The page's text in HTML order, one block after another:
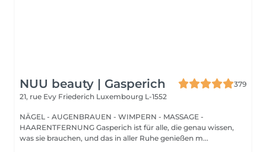
NUU beauty | Gasperich
379
21, rue Evy Friederich Luxembourg L-1552
NÄGEL - AUGENBRAUEN - WIMPERN - MASSAGE -
HAARENTFERNUNG Gasperich ist für alle, die genau wissen,
was sie brauchen, und das in aller Ruhe genießen m...